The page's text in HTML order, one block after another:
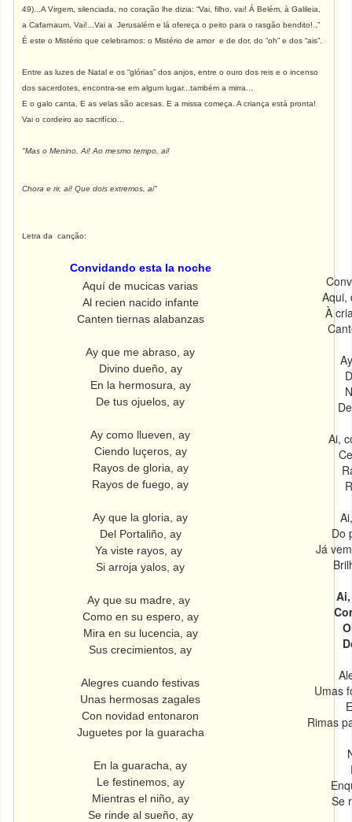
49)...A Virgem, silenciada, no coração lhe dizia: “Vai, filho, vai! Á Belém, à Galileia,
a Cafarnaum, Vai!...Vai a Jerusalém e lá ofereça o peito para o rasgão bendito!..”
É este o Mistério que celebramos: o Mistério de amor e de dor, do “oh” e dos “ais”.
Entre as luzes de Natal e os “glórias” dos anjos, entre o ouro dos reis e o incenso
dos sacerdotes, encontra-se em algum lugar...também a mirra...
E o galo canta. E as velas são acesas. E a missa começa. A criança está pronta!
Vai o cordeiro ao sacrifício...
"Mas o Menino, Ai! Ao mesmo tempo, ai!
Chora e rir, ai! Que dois extremos, ai"
Letra da canção:
Convidando esta la noche
Aquí de mucicas varias
Al recien nacido infante
Canten tiernas alabanzas
Ay que me abraso, ay
Divino dueño, ay
En la hermosura, ay
De tus ojuelos, ay
Ay como llueven, ay
Ciendo luçeros, ay
Rayos de gloria, ay
Rayos de fuego, ay
Ay que la gloria, ay
Del Portaliño, ay
Ya viste rayos, ay
Si arroja yalos, ay
Ay que su madre, ay
Como en su espero, ay
Mira en su lucencia, ay
Sus crecimientos, ay
Alegres cuando festivas
Unas hermosas zagales
Con novidad entonaron
Juguetes por la guaracha
En la guaracha, ay
Le festinemos, ay
Mientras el niño, ay
Se rinde al sueño, ay
Aqui,
À
Ai,
Do
Já
Umas
Rimas
Se